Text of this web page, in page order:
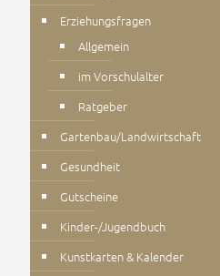
Erziehungsfragen
Allgemein
im Vorschulalter
Ratgeber
Gartenbau/Landwirtschaft
Gesundheit
Gutscheine
Kinder-/Jugendbuch
Kunstkarten & Kalender